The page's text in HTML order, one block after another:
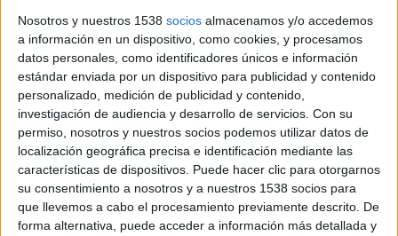
Nosotros y nuestros 1538 socios almacenamos y/o accedemos
a información en un dispositivo, como cookies, y procesamos
datos personales, como identificadores únicos e información
estándar enviada por un dispositivo para publicidad y contenido
personalizado, medición de publicidad y contenido,
investigación de audiencia y desarrollo de servicios. Con su
permiso, nosotros y nuestros socios podemos utilizar datos de
localización geográfica precisa e identificación mediante las
características de dispositivos. Puede hacer clic para otorgarnos
su consentimiento a nosotros y a nuestros 1538 socios para
que llevemos a cabo el procesamiento previamente descrito. De
forma alternativa, puede acceder a información más detallada y
Notícia